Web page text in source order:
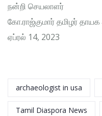
நன்றி செயலாளர்
கோ.ராஜ்குமார் தமிழர்
ஏப்ரல் 14, 2023
archaeologist in usa
Tamil Diaspora News